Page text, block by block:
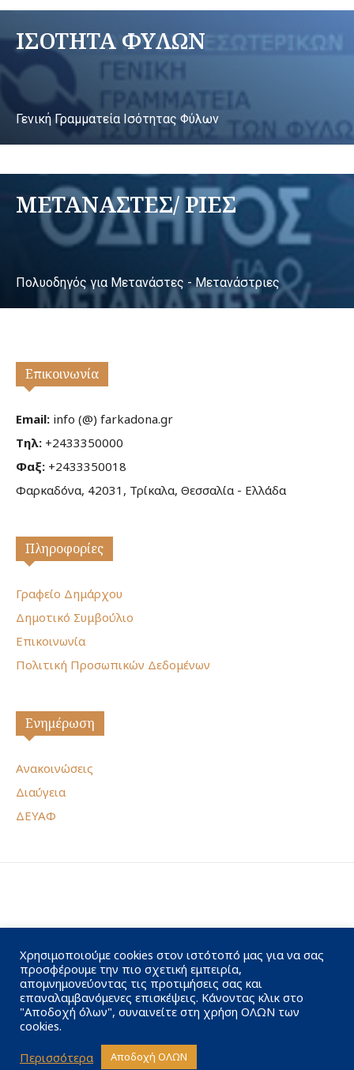
ΙΣΟΤΗΤΑ ΦΥΛΩΝ
Γενική Γραμματεία Ισότητας Φύλων
ΜΕΤΑΝΑΣΤΕΣ/ ΡΙΕΣ
Πολυοδηγός για Μετανάστες - Μετανάστριες
Επικοινωνία
Email: info (@) farkadona.gr
Τηλ: +2433350000
Φαξ: +2433350018
Φαρκαδόνα, 42031, Τρίκαλα, Θεσσαλία - Ελλάδα
Πληροφορίες
Γραφείο Δημάρχου
Δημοτικό Συμβούλιο
Επικοινωνία
Πολιτική Προσωπικών Δεδομένων
Ενημέρωση
Ανακοινώσεις
Διαύγεια
ΔΕΥΑΦ
Χρησιμοποιούμε cookies στον ιστότοπό μας για να σας
προσφέρουμε την πιο σχετική εμπειρία,
απομνημονεύοντας τις προτιμήσεις σας και
επαναλαμβανόμενες επισκέψεις. Κάνοντας κλικ στο
"Αποδοχή όλων", συναινείτε στη χρήση ΟΛΩΝ των
cookies.
Περισσότερα
Αποδοχή ΟΛΩΝ